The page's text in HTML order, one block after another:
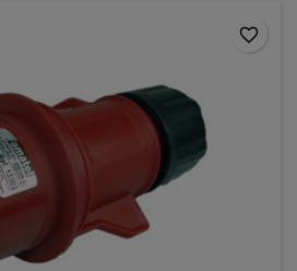
favorite_border